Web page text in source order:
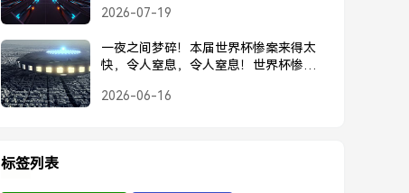
诺，我们都在等下一个大话西游
2026-07-19
一夜之间梦碎！本届世界杯惨案来得太
快，令人窒息，令人窒息！世界杯惨案
2026-06-16
标签列表